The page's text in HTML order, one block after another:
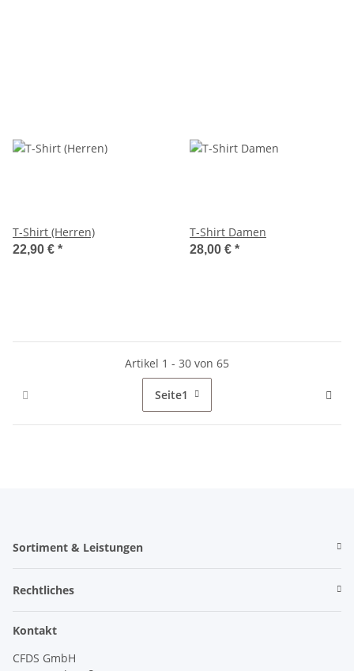
T-Shirt (Herren)
22,90 € *
T-Shirt Damen
28,00 € *
Artikel 1 - 30 von 65
Seite1
Sortiment & Leistungen
Rechtliches
Kontakt
CFDS GmbH